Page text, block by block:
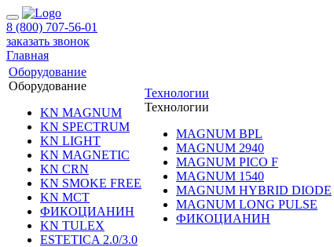
8 (800) 707-56-01
заказать звонок
Главная
Оборудование
Оборудование
KN MAGNUM
KN SPECTRUM
KN LIGHT
KN MAGNETIC
KN CRN
KN SMOKE FREE
KN MCT
ФИКОЦИАНИН
KN TULEX
ESTETICA 2.0/3.0
Технологии
Технологии
MAGNUM BPL
MAGNUM 2940
MAGNUM PICO F
MAGNUM 1540
MAGNUM HYBRID DIODE
MAGNUM LONG PULSE
ФИКОЦИАНИН